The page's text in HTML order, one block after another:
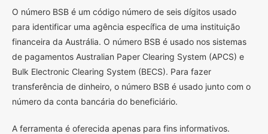
O número BSB é um código número de seis dígitos usado
para identificar uma agência específica de uma instituição
financeira da Austrália. O número BSB é usado nos sistemas
de pagamentos Australian Paper Clearing System (APCS) e
Bulk Electronic Clearing System (BECS). Para fazer
transferência de dinheiro, o número BSB é usado junto com o
número da conta bancária do beneficiário.
A ferramenta é oferecida apenas para fins informativos.